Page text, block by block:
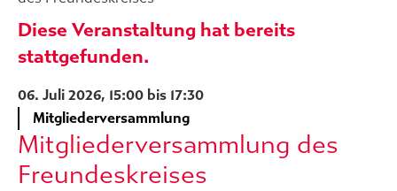
Diese Veranstaltung hat bereits
stattgefunden.
06. Juli 2026, 15:00 bis 17:30
Mitgliederversammlung
Mitgliederversammlung des
Freundeskreises